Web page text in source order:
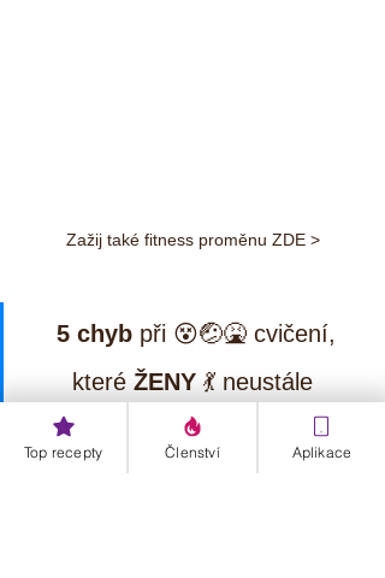
Zažij také fitness proměnu ZDE >
5 chyb při 😵🤕🤮 cvičení,
které ŽENY 💃 neustále
OPAKUJÍ...
Video dárek si
zdarma vyzvedni ZDE >
Top recepty Členství Aplikace